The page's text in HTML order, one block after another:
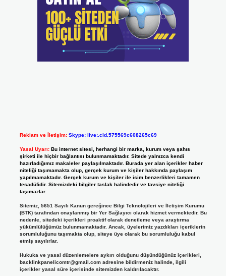
Reklam ve İletişim: Skype: live:.cid.575569c608265c69
Yasal Uyarı: Bu internet sitesi, herhangi bir marka, kurum veya şahıs
şirketi ile hiçbir bağlantısı bulunmamaktadır. Sitede yalnızca kendi
hazırladığımız makaleler paylaşılmaktadır. Burada yer alan içerikler haber
niteliği taşımamakta olup, gerçek kurum ve kişiler hakkında paylaşım
yapılmamaktadır. Gerçek kurum ve kişiler ile isim benzerlikleri tamamen
tesadüfidir. Sitemizdeki bilgiler taslak halindedir ve tavsiye niteliği
taşımazlar.
Sitemiz, 5651 Sayılı Kanun gereğince Bilgi Teknolojileri ve İletişim Kurumu
(BTK) tarafından onaylanmış bir Yer Sağlayıcı olarak hizmet vermektedir. Bu
nedenle, sitedeki içerikleri proaktif olarak denetleme veya araştırma
yükümlülüğümüz bulunmamaktadır. Ancak, üyelerimiz yazdıkları içeriklerin
sorumluluğunu taşımakta olup, siteye üye olarak bu sorumluluğu kabul
etmiş sayılırlar.
Hukuka ve yasal düzenlemelere aykırı olduğunu düşündüğünüz içerikleri,
backlinkpanelicomtr@gmail.comadresine bildirmeniz halinde, ilgili
içerikler yasal süre içerisinde sitemizden kaldırılacaktır.